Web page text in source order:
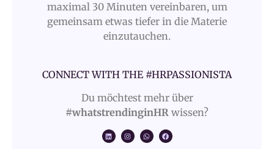
maximal 30 Minuten vereinbaren, um
gemeinsam etwas tiefer in die Materie
einzutauchen.
CONNECT WITH THE #HRPASSIONISTA
Du möchtest mehr über
#whatstrendinginHR wissen?